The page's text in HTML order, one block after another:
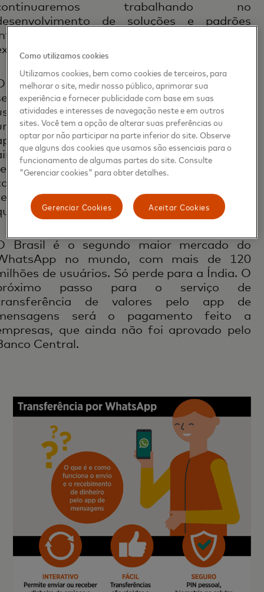
trabalhando no
de soluções e padrões
com foco na eficiência e na
do usuário.”
serviço de pagamento pelo WhatsApp está
disponibilizado gradualmente aos
brasileiros. Se uma pessoa recebe
comunicado de envio de dinheiro, e o
detecta que ela não usa o serviço
é feita uma atualização do app. O
tem 48 horas para cadastrar o
e receber o dinheiro. Depois desse
o valor volta para a conta do usuário
mandou o pagamento.
Brasil é o segundo maior mercado do
no mundo, com mais de 120
de usuários. Só perde para a Índia. O
passo para o serviço de
de valores pelo app de
será o pagamento feito a
que ainda não foi aprovado pelo
Central.
Como utilizamos cookies
Utilizamos cookies, bem como cookies de terceiros, para
melhorar o site, medir nosso público, aprimorar sua
experiência e fornecer publicidade com base em suas
atividades e interesses de navegação neste e em outros
sites. Você tem a opção de alterar suas preferências ou
optar por não participar na parte inferior do site. Observe
que alguns dos cookies que usamos são essenciais para o
funcionamento de algumas partes do site. Consulte
"Gerenciar cookies" para obter detalhes.
Aceitar Cookies
Gerenciar Cookies